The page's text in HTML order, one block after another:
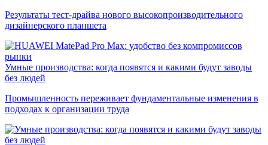
Результаты тест-драйва нового высокопроизводительного
дизайнерского планшета
рынки
Умные производства: когда появятся и какими будут заводы
без людей
Промышленность переживает фундаментальные изменения в
подходах к организации труда